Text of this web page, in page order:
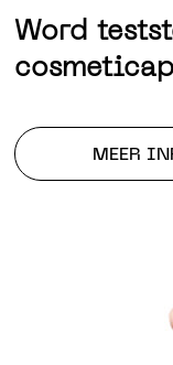
Word
MEER